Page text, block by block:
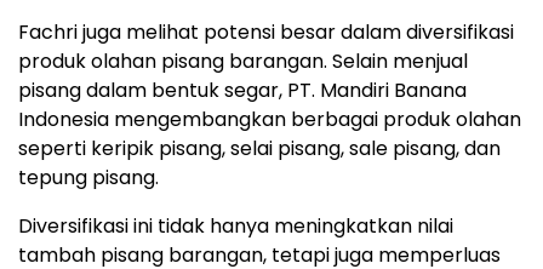
Fachri juga melihat potensi besar dalam diversifikasi
produk olahan pisang barangan. Selain menjual
pisang dalam bentuk segar, PT. Mandiri Banana
Indonesia mengembangkan berbagai produk olahan
seperti keripik pisang, selai pisang, sale pisang, dan
tepung pisang.
Diversifikasi ini tidak hanya meningkatkan nilai
tambah pisang barangan, tetapi juga memperluas